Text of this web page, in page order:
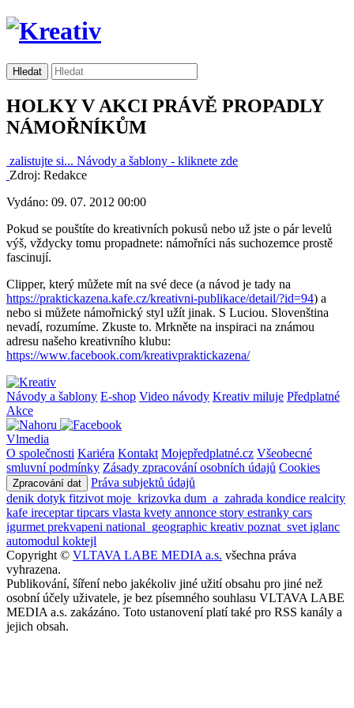
HOLKY V AKCI PRÁVĚ PROPADLY
NÁMOŘNÍKŮM
zalistujte si... Návody a šablony - kliknete zde
Zdroj: Redakce
Vydáno: 09. 07. 2012 00:00
Pokud se pouštíte do kreativních pokusů nebo už jste o pár levelů
výš, vždycky tomu propadnete: námořníci nás suchozemce prostě
fascinují.
Clipper, který můžete mít na své dece (a návod je tady na
https://praktickazena.kafe.cz/kreativni-publikace/detail/?id=94) a
nebo si můžete námořnický styl užít jinak. S Luciou. Slovenština
nevadí, rozumíme. Zkuste to. Mrkněte na inspiraci na známou
adresu našeho kreativního klubu:
https://www.facebook.com/kreativpraktickazena/
Návody a šablony E-shop Video návody Kreativ miluje Předplatné
Akce
Vlmedia
O společnosti Kariéra Kontakt Mojepředplatné.cz Všeobecné
smluvní podmínky Zásady zpracování osobních údajů Cookies
Zpracování dat
Práva subjektů údajů
denik dotyk fitzivot moje_krizovka dum_a_zahrada kondice realcity
kafe ireceptartipcars vlasta kvety annonce story estranky cars
igurmet prekvapeni national_geographic kreativ poznat_svet iglanc
automodul koktejl
Copyright © VLTAVA LABE MEDIA a.s. všechna práva
vyhrazena.
Publikování, šíření nebo jakékoliv jiné užití obsahu pro jiné než
osobní účely uživatele, je bez písemného souhlasu VLTAVA LABE
MEDIA a.s. zakázáno. Toto ustanovení platí také pro RSS kanály a
jejich obsah.